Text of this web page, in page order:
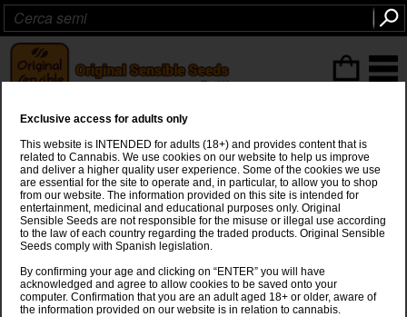
White Widow Auto
White WidowxAutoflowering
Exclusive access for adults only
This website is INTENDED for adults (18+) and provides content that is
related to Cannabis. We use cookies on our website to help us improve
and deliver a higher quality user experience. Some of the cookies we use
are essential for the site to operate and, in particular, to allow you to shop
from our website. The information provided on this site is intended for
entertainment, medicinal and educational purposes only. Original
Sensible Seeds are not responsible for the misuse or illegal use according
to the law of each country regarding the traded products. Original Sensible
Seeds comply with Spanish legislation.
By confirming your age and clicking on “ENTER” you will have
acknowledged and agree to allow cookies to be saved onto your
computer. Confirmation that you are an adult aged 18+ or older, aware of
the information provided on our website is in relation to cannabis.